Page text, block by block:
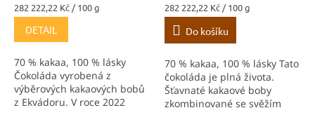
Měrná
cena:
282 222,22 Kč / 100 g
DETAIL
70 % kakaa, 100 % lásky
Čokoláda vyrobená z
výběrových kakaových bobů
z Ekvádoru. V roce 2022
Měrná
cena:
282 222,22 Kč / 100 g
Do košíku
70 % kakaa, 100 % lásky Tato
čokoláda je plná života.
Šťavnaté kakaové boby
zkombinované se svěžím